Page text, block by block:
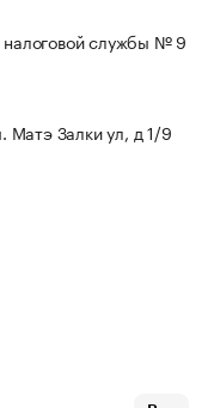
службы № 9
Залки ул, д 1/9